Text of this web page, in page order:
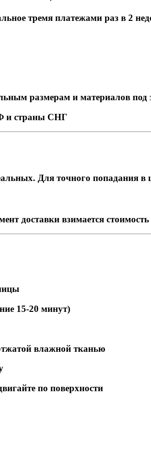
тремя платежами раз в 2
размерам и материалов под
и страны СНГ
Для точного попадания
доставки взимается
15-20 минут)
влажной тканью
по поверхности